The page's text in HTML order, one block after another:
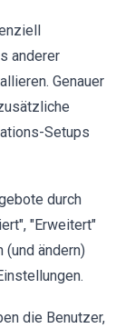
anderer
Genauer
Setups
durch
"Erweitert"
(und ändern)
die Benutzer,